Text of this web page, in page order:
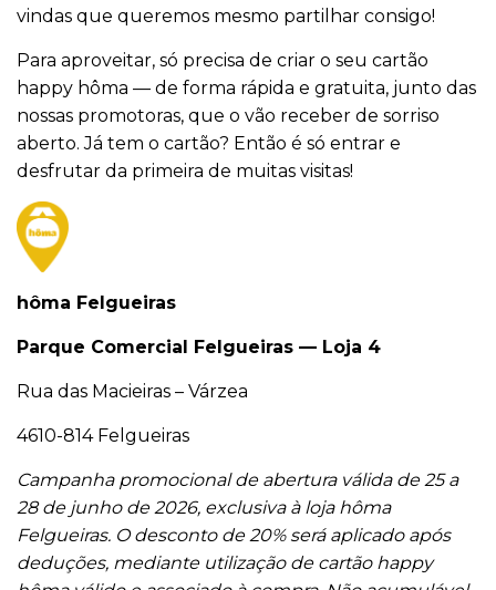
vindas que queremos mesmo partilhar consigo!
Para aproveitar, só precisa de criar o seu cartão
happy hôma — de forma rápida e gratuita, junto das
nossas promotoras, que o vão receber de sorriso
aberto. Já tem o cartão? Então é só entrar e
desfrutar da primeira de muitas visitas!
hôma Felgueiras
Parque Comercial Felgueiras — Loja 4
Rua das Macieiras – Várzea
4610-814 Felgueiras
Campanha promocional de abertura válida de 25 a
28 de junho de 2026, exclusiva à loja hôma
Felgueiras. O desconto de 20% será aplicado após
deduções, mediante utilização de cartão happy